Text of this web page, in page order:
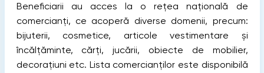
Beneficiarii au acces la o rețea națională de
comercianți, ce acoperă diverse domenii, precum:
bijuterii, cosmetice, articole vestimentare și
încălțăminte, cărți, jucării, obiecte de mobilier,
decorațiuni etc. Lista comercianților este disponibilă